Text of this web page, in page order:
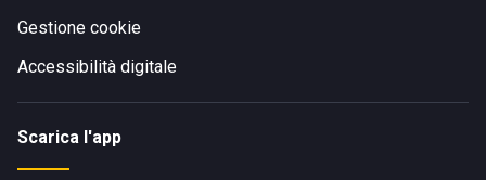
Gestione cookie
Accessibilità digitale
Scarica l'app